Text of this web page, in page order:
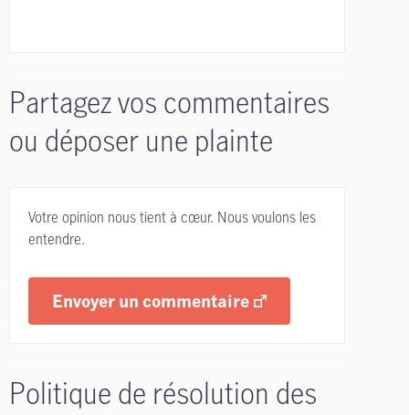
Partagez vos commentaires
ou déposer une plainte
Votre opinion nous tient à cœur. Nous voulons les
entendre.
Envoyer un commentaire
Politique de résolution des